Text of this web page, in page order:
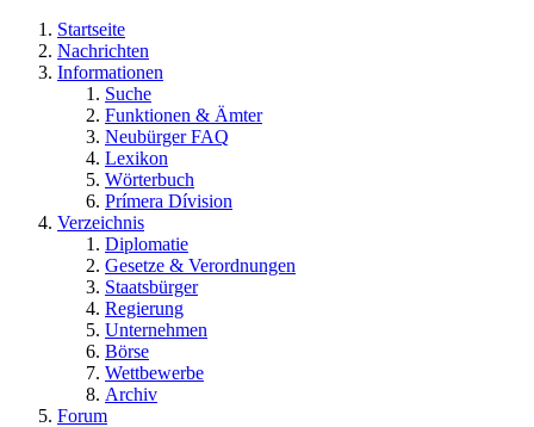
Startseite
Nachrichten
Informationen
Suche
Funktionen & Ämter
Neubürger FAQ
Lexikon
Wörterbuch
Prímera Dívision
Verzeichnis
Diplomatie
Gesetze & Verordnungen
Staatsbürger
Regierung
Unternehmen
Börse
Wettbewerbe
Archiv
Forum